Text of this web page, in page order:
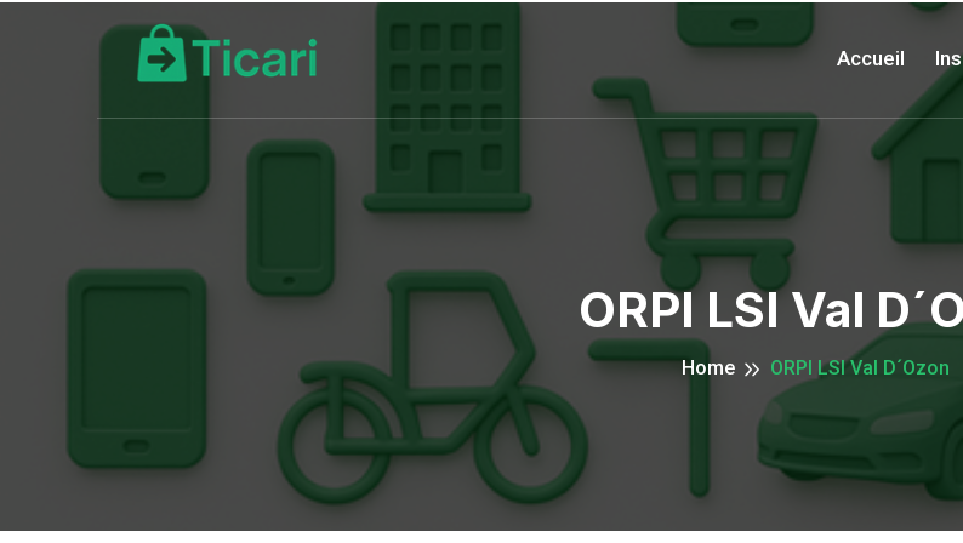
Accueil
ORPI LSI Val
Home ORPI LSI Val D´Ozon